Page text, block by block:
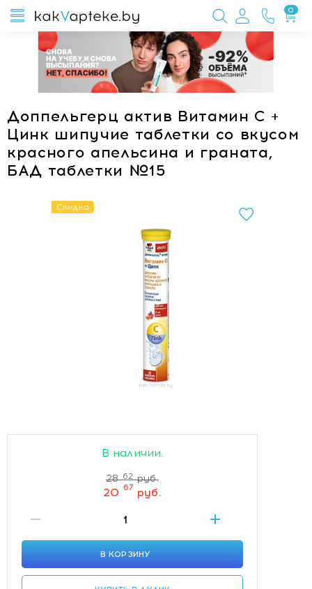
0
Доппельгерц актив Витамин С +
Цинк шипучие таблетки со вкусом
красного апельсина и граната,
БАД таблетки №15
Скидка
В наличии.
28 62 руб.
20 67 руб.
В КОРЗИНУ